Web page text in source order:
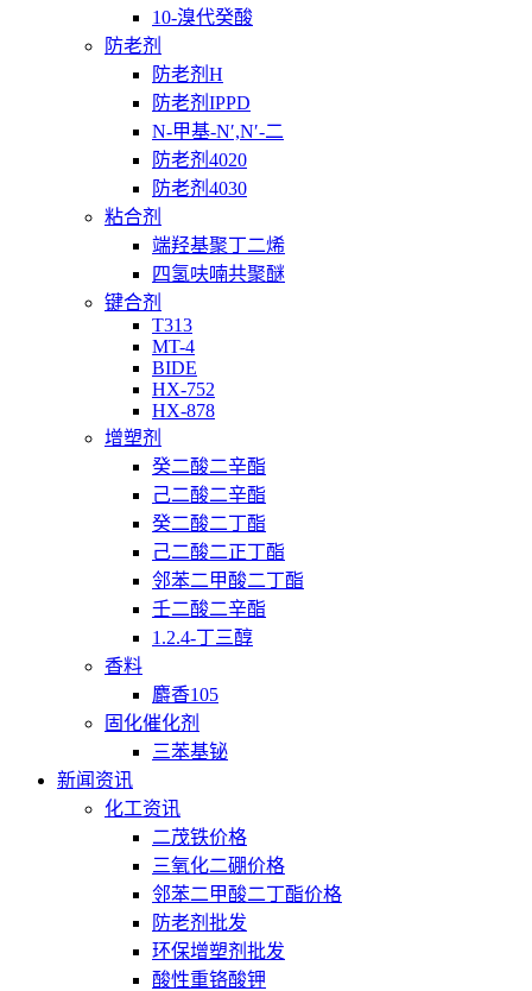
10-溴代癸酸
防老剂
防老剂H
防老剂IPPD
N-甲基-N′,N′-二
防老剂4020
防老剂4030
粘合剂
端羟基聚丁二烯
四氢呋喃共聚醚
键合剂
T313
MT-4
BIDE
HX-752
HX-878
增塑剂
癸二酸二辛酯
己二酸二辛酯
癸二酸二丁酯
己二酸二正丁酯
邻苯二甲酸二丁酯
壬二酸二辛酯
1.2.4-丁三醇
香料
麝香105
固化催化剂
三苯基铋
新闻资讯
化工资讯
二茂铁价格
三氧化二硼价格
邻苯二甲酸二丁酯价格
防老剂批发
环保增塑剂批发
酸性重铬酸钾